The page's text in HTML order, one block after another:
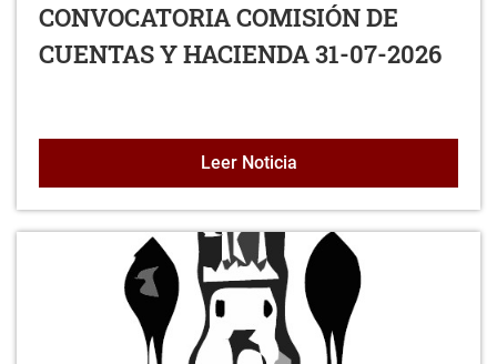
CONVOCATORIA COMISIÓN DE
CUENTAS Y HACIENDA 31-07-2026
Leer NoticiaCONVOCATORIA